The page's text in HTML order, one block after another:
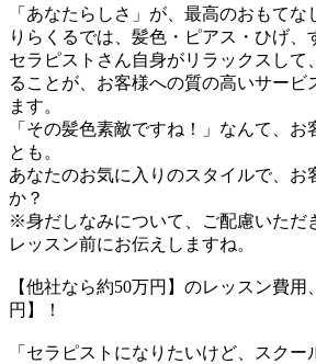
「あなたらしさ」が、最高のおもてな
りらくるでは、髪色・ピアス・ひげ、
セラピストさん自身がリラックスして
ることが、お客様への質の高いサービ
ます。
「その髪色素敵ですね！」なんて、お
とも。
あなたのお気に入りのスタイルで、お
か？
※身だしなみについて、ご配慮いただ
レッスン前にお伝えしますね。
【他社なら約50万円】のレッスン費
円】！
「セラピストになりたいけど、スクー